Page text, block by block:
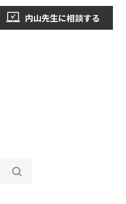
内山先生に相談する